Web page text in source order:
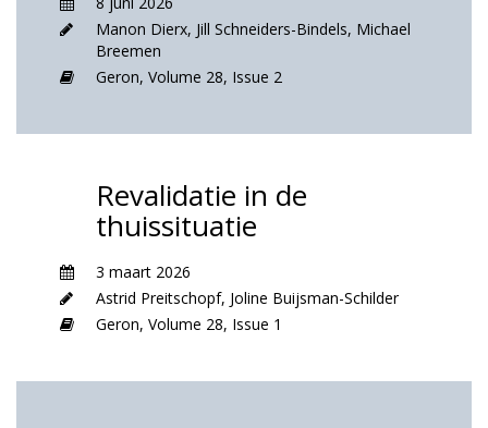
Manon Dierx, Jill Schneiders-Bindels, Michael
Breemen
Geron, Volume 28, Issue 2
Revalidatie in de
thuissituatie
3 maart 2026
Astrid Preitschopf, Joline Buijsman-Schilder
Geron, Volume 28, Issue 1